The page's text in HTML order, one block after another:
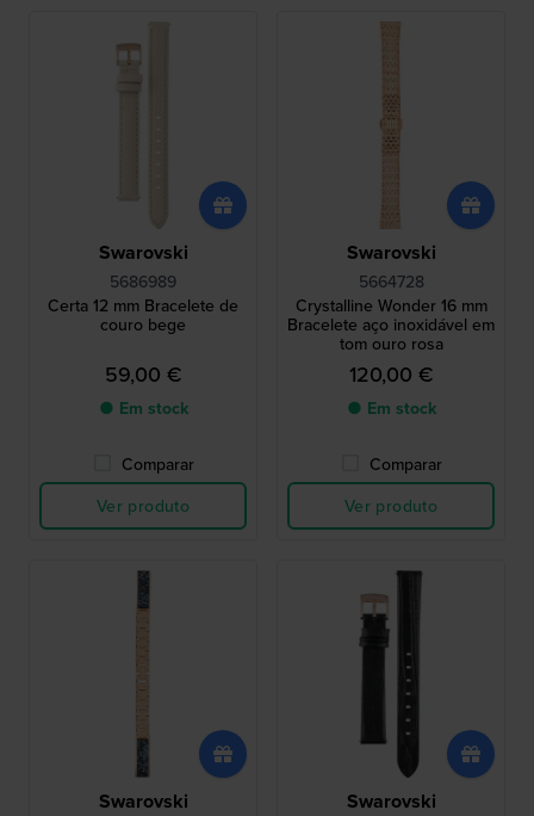
Swarovski
5686989
Certa 12 mm Bracelete de
couro bege
59,00 €
● Em stock
Comparar
Ver produto
Swarovski
5664728
Crystalline Wonder 16 mm
Bracelete aço inoxidável em
tom ouro rosa
120,00 €
● Em stock
Comparar
Ver produto
Swarovski Swarovski